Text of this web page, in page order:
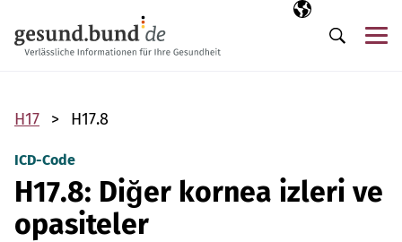
Seçili dil
TR
Arama
H17 H17.8
ICD-Code
H17.8: Diğer kornea izleri ve
opasiteler